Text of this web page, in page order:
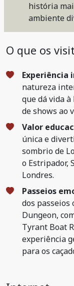
história
ambiente
O que os
Experiência
natureza
que dá vida
de shows ao
Valor
única e
sombrio de
o Estripador,
Londres.
Passeios
dos passeios
Dungeon,
Tyrant Boat
experiência
para os